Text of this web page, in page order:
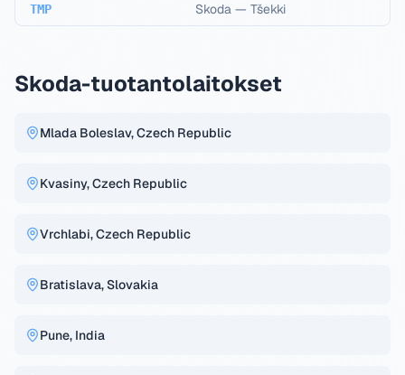
TMP Skoda — Tšekki
Skoda-tuotantolaitokset
Mlada Boleslav, Czech Republic
Kvasiny, Czech Republic
Vrchlabi, Czech Republic
Bratislava, Slovakia
Pune, India